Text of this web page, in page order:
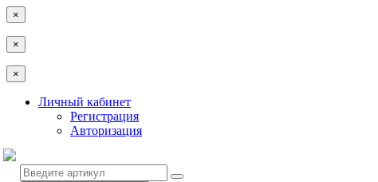
×
×
×
Личный кабинет
Регистрация
Авторизация